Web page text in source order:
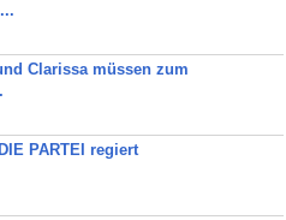
Clarissa müssen zum
PARTEI regiert